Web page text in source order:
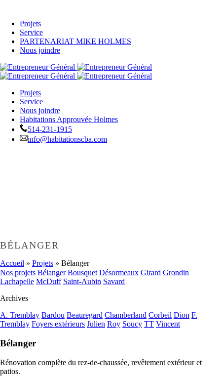
Projets
Service
PARTENARIAT MIKE HOLMES
Nous joindre
Projets
Service
Nous joindre
Habitations Approuvée Holmes
514-231-1915
info@habitationscba.com
BÉLANGER
Accueil » Projets » Bélanger
Nos projets Bélanger Bousquet Désormeaux Girard Grondin
Lachapelle McDuff Saint-Aubin Savard
Archives
A. Tremblay Bardou Beauregard Chamberland Corbeil Dion F.
Tremblay Foyers extérieurs Julien Roy Soucy TT Vincent
Bélanger
Rénovation complète du rez-de-chaussée, revêtement extérieur et
patios.